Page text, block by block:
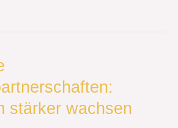
stärker wachsen